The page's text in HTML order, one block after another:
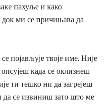
пахуље и како
док ми се причињава да
појављује твоје име. Није
када се оклизнеш
ти тешко ни да загрејеш
да се извиниш зато што ме